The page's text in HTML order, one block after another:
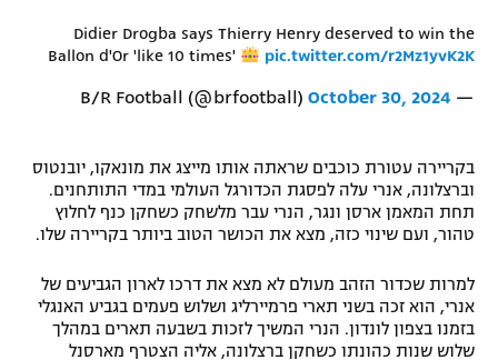
Didier Drogba says Thierry Henry deserved to win the
Ballon d'Or 'like 10 times'
pic.twitter.com/r2Mz1yvK2K
— B/R Football (@brfootball)
October 30, 2024
בקריירה עטורת כוכבים שראתה אותו מייצג את מונאקו, יובנטוס
וברצלונה, אנרי עלה לפסגת הכדורגל העולמי במדי התותחנים.
תחת המאמן ארסן ונגר, הנרי עבר מלשחק כשחקן כנף לחלוץ
טהור, ועם שינוי כזה, מצא את הכושר הטוב ביותר בקריירה שלו.
למרות שכדור הזהב מעולם לא מצא את דרכו לארון הגביעים של
אנרי, הוא זכה בשני תארי פרמיירליג ושלוש פעמים בגביע האנגלי
בזמנו בצפון לונדון. הנרי המשיך לזכות בשבעה תארים במהלך
שלוש שנות כהונתו כשחקן ברצלונה, אליה הצטרף מארסנל